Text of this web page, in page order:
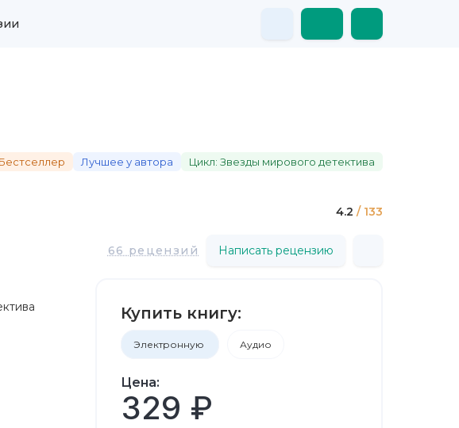
Бестселлер Лучшее у автора Цикл: Звезды мирового детектива
4.2 / 133
66 рецензий Написать рецензию
Купить книгу:
Электронную Аудио
Цена:
329 ₽